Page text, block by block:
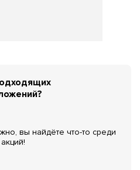
вы найдёте что-то среди